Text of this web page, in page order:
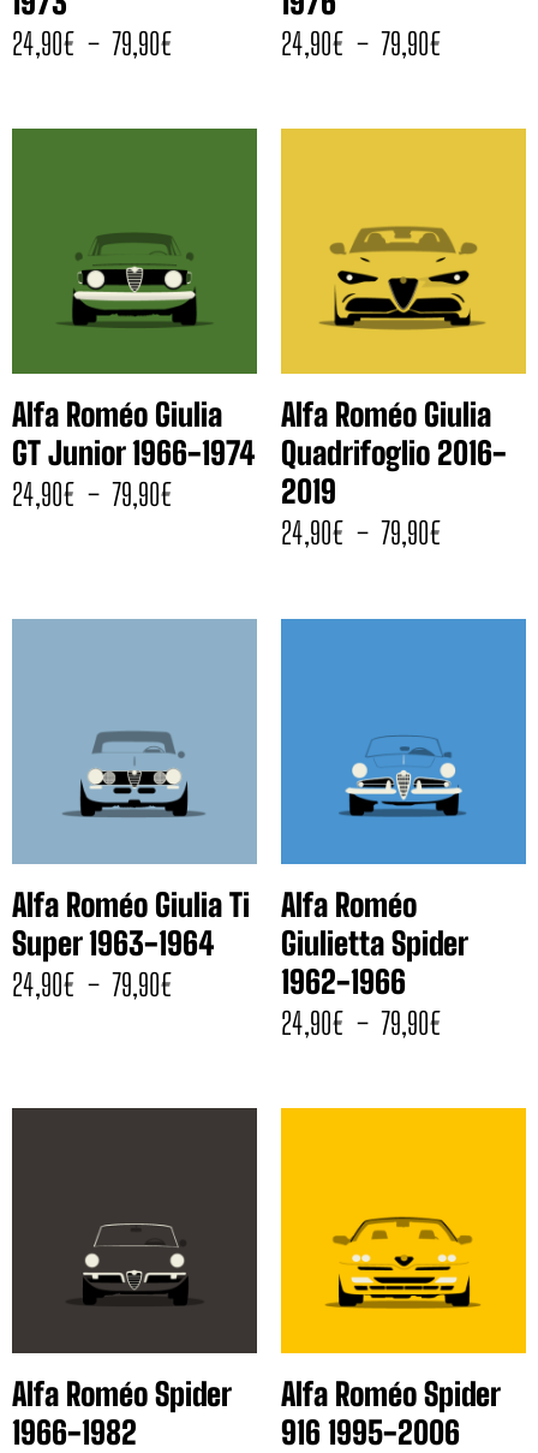
24,90€ – 79,90€ 24,90€ – 79,90€
Alfa Roméo Giulia
GT Junior 1966-1974
24,90€ – 79,90€
Alfa Roméo Giulia
Quadrifoglio 2016-
2019
24,90€ – 79,90€
Alfa Roméo Giulia Ti
Super 1963-1964
24,90€ – 79,90€
Alfa Roméo
Giulietta Spider
1962-1966
24,90€ – 79,90€
Alfa Roméo Spider
1966-1982
Alfa Roméo Spider
916 1995-2006